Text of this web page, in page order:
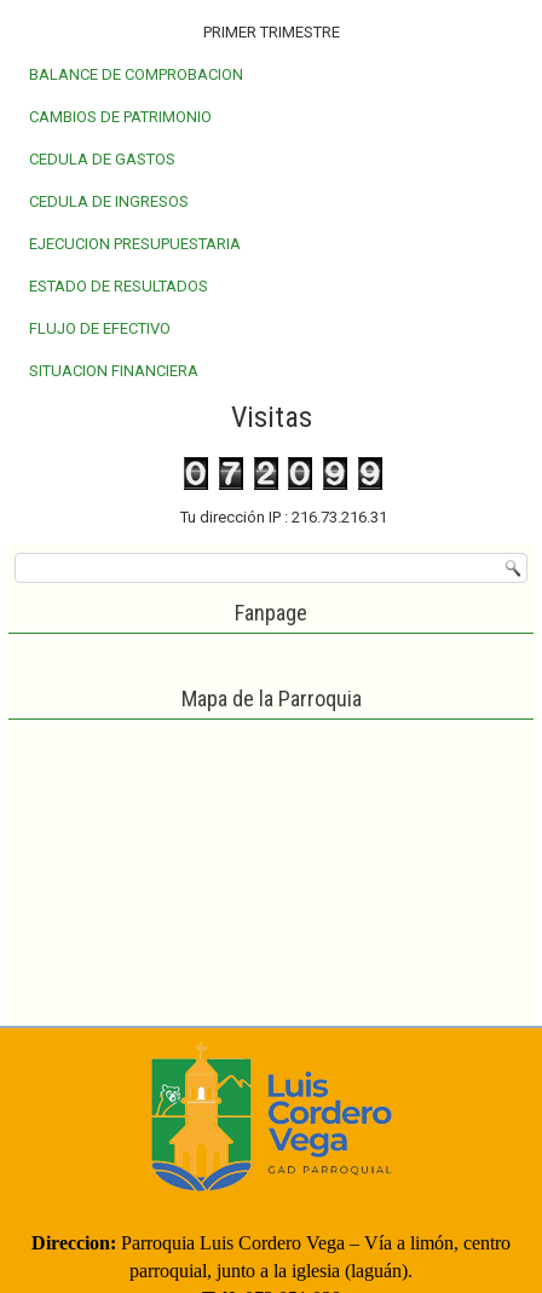
PRIMER TRIMESTRE
BALANCE DE COMPROBACION
CAMBIOS DE PATRIMONIO
CEDULA DE GASTOS
CEDULA DE INGRESOS
EJECUCION PRESUPUESTARIA
ESTADO DE RESULTADOS
FLUJO DE EFECTIVO
SITUACION FINANCIERA
Visitas
Tu dirección IP : 216.73.216.31
Fanpage
Mapa de la Parroquia
Direccion: Parroquia Luis Cordero Vega – Vía a limón, centro
parroquial, junto a la iglesia (laguán).